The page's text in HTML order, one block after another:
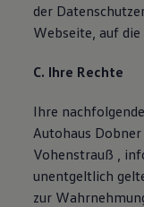
der
Webseite, auf
C. Ihre Rechte
Ihre
Autohaus
Vohenstrauß ,
unentgeltlich
zur